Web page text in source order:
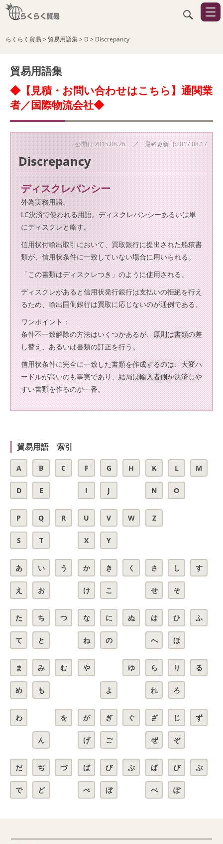
らくらく貿易> 貿易用語集> D > Discrepancy
貿易用語集
◆【見積・お問い合わせはこちら】通関業
者／国際物流会社◆
公開日:2015.08.26 ／ 最終更新日:2017.08.17
Discrepancy
ディスクレパンシー
外為実務用語。
LC決済で使われる用語。ディスクレパンシーあるいは単
にディスクレと略す。
信用状付輸出取引において、買取銀行に提出された船積書
類が、信用状条件に一致していない場合に用いられる。
「この書類はディスクレつき」のように使用される。
ディスクレがあると信用状発行銀行は支払いの拒絶を行え
るため、輸出国側銀行は買取に応じないのが通例である。
ワンポイント：
条件不一致解除の方法はいくつかあるが、原則は書類の差
し替え、あるいは書類の訂正を行う。
信用状条件に完全に一致した書類を作成するのは、大変ハ
ードルが高いのも事実であり、結局は輸入者側が決済しや
すい書類を作るのが一番。
貿易用語 索引
A B C
D E
F G H
I J
K L M
N O
P Q R
S T
U V W
X Y
Z
あ い う
え お
か き く
け こ
さ し す
せ そ
た ち つ
て と
な に ぬ
ね の
は ひ ふ
へ ほ
ま み む
め も
や ゆ
よ
ら り る
れ ろ
わ を
ん
が ぎ ぐ
げ ご
ざ じ ず
ぜ ぞ
だ ぢ づ
で ど
ば び ぶ
べ ぼ
ぱ ぴ ぷ
ぺ ぽ